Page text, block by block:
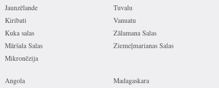
Jaunzēlande
Kiribati
Kuka salas
Māršala Salas
Mikronēzija
Tuvalu
Vanuatu
Zālamana Salas
Ziemeļmarianas Salas
Angola
Madagaskara